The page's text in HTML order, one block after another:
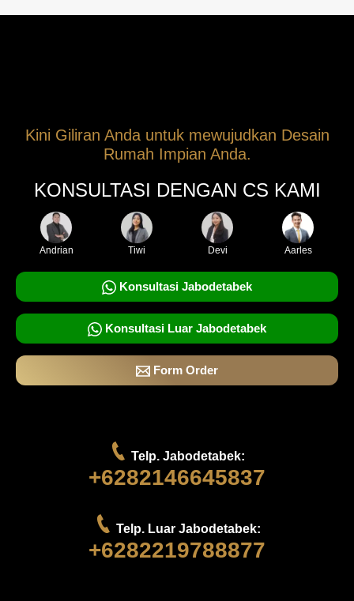
Kini Giliran Anda untuk mewujudkan Desain
Rumah Impian Anda.
KONSULTASI DENGAN CS KAMI
Andrian Tiwi Devi Aarles
Konsultasi Jabodetabek
Konsultasi Luar Jabodetabek
Form Order
Telp. Jabodetabek:
+6282146645837
Telp. Luar Jabodetabek:
+6282219788877